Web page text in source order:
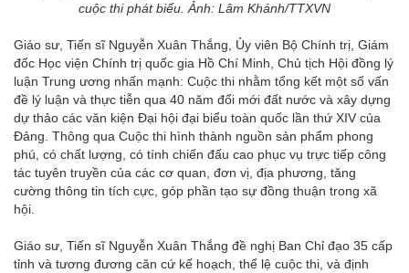
cuộc thi phát biểu. Ảnh: Lâm Khánh/TTXVN
Giáo sư, Tiến sĩ Nguyễn Xuân Thắng, Ủy viên Bộ Chính trị, Giám
đốc Học viện Chính trị quốc gia Hồ Chí Minh, Chủ tịch Hội đồng lý
luận Trung ương nhấn mạnh: Cuộc thi nhằm tổng kết một số vấn
đề lý luận và thực tiễn qua 40 năm đổi mới đất nước và xây dựng
dự thảo các văn kiện Đại hội đại biểu toàn quốc lần thứ XIV của
Đảng. Thông qua Cuộc thi hình thành nguồn sản phẩm phong
phú, có chất lượng, có tính chiến đấu cao phục vụ trực tiếp công
tác tuyên truyền của các cơ quan, đơn vị, địa phương, tăng
cường thông tin tích cực, góp phần tạo sự đồng thuận trong xã
hội.
Giáo sư, Tiến sĩ Nguyễn Xuân Thắng đề nghị Ban Chỉ đạo 35 cấp
tỉnh và tương đương căn cứ kế hoạch, thể lệ cuộc thi, và định